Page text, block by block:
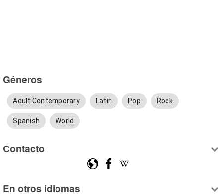
Géneros
Adult Contemporary Latin Pop Rock
Spanish World
Contacto
En otros idiomas